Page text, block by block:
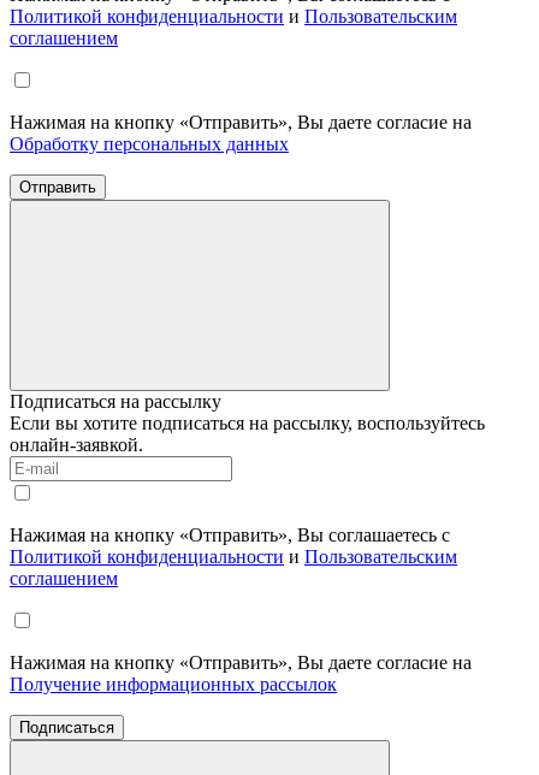
Политикой конфиденциальности и Пользовательским
соглашением
Нажимая на кнопку «Отправить», Вы даете согласие на
Обработку персональных данных
Отправить
Подписаться на рассылку
Если вы хотите подписаться на рассылку, воспользуйтесь
онлайн-заявкой.
Нажимая на кнопку «Отправить», Вы соглашаетесь с
Политикой конфиденциальности и Пользовательским
соглашением
Нажимая на кнопку «Отправить», Вы даете согласие на
Получение информационных рассылок
Подписаться